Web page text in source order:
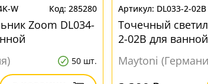
W 285280
Zoom DL034-
50 шт.
DL033-2-02B
Точечный
2-02B для ванной
Maytoni